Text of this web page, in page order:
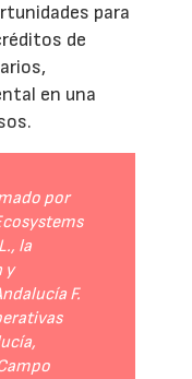
para
de
en una
por
la
y
F.